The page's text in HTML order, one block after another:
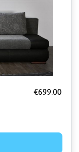
€699.00